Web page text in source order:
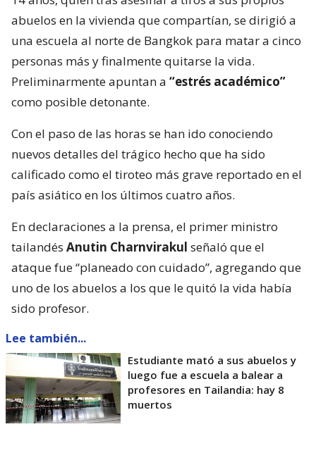
abuelos en la vivienda que compartían, se dirigió a
una escuela al norte de Bangkok para matar a cinco
personas más y finalmente quitarse la vida.
Preliminarmente apuntan a “estrés académico”
como posible detonante.
Con el paso de las horas se han ido conociendo
nuevos detalles del trágico hecho que ha sido
calificado como el tiroteo más grave reportado en el
país asiático en los últimos cuatro años.
En declaraciones a la prensa, el primer ministro
tailandés Anutin Charnvirakul señaló que el
ataque fue “planeado con cuidado”, agregando que
uno de los abuelos a los que le quitó la vida había
sido profesor.
Lee también...
Estudiante mató a sus abuelos y
luego fue a escuela a balear a
profesores en Tailandia: hay 8
muertos